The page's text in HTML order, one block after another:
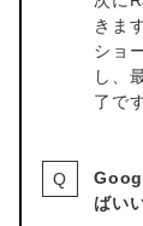
きま
ショ
し、
了で
ばい